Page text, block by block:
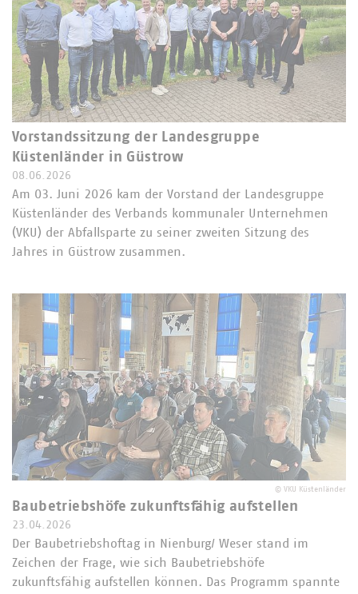
Vorstandssitzung der Landesgruppe
Küstenländer in Güstrow
08.06.2026
Am 03. Juni 2026 kam der Vorstand der Landesgruppe
Küstenländer des Verbands kommunaler Unternehmen
(VKU) der Abfallsparte zu seiner zweiten Sitzung des
Jahres in Güstrow zusammen.
© VKU Küstenländer
Baubetriebshöfe zukunftsfähig aufstellen
23.04.2026
Der Baubetriebshoftag in Nienburg/ Weser stand im
Zeichen der Frage, wie sich Baubetriebshöfe
zukunftsfähig aufstellen können. Das Programm spannte